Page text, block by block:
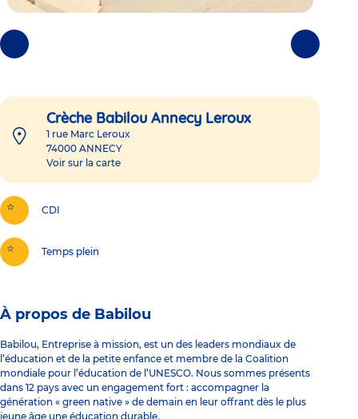
Photos
précédentes
Photos
suivantes
Crèche Babilou Annecy Leroux
1 rue Marc Leroux
74000 ANNECY
Voir sur la carte
CDI
Temps plein
À propos de Babilou
Babilou, Entreprise à mission, est un des leaders mondiaux de
l’éducation et de la petite enfance et membre de la Coalition
mondiale pour l’éducation de l’UNESCO. Nous sommes présents
dans 12 pays avec un engagement fort : accompagner la
génération « green native » de demain en leur offrant dès le plus
jeune âge une éducation durable.